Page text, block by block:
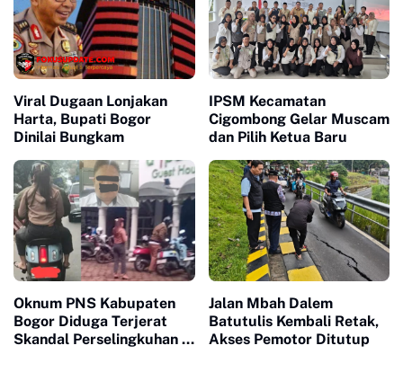
Viral Dugaan Lonjakan
Harta, Bupati Bogor
Dinilai Bungkam
IPSM Kecamatan
Cigombong Gelar Muscam
dan Pilih Ketua Baru
Oknum PNS Kabupaten
Bogor Diduga Terjerat
Skandal Perselingkuhan di
Jalan Mbah Dalem
Batutulis Kembali Retak,
Akses Pemotor Ditutup